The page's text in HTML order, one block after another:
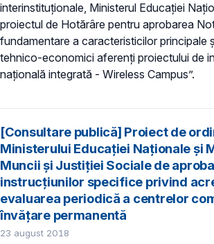
interinstituționale, Ministerul Educaţiei
proiectul de Hotărâre pentru aprobarea
fundamentare a caracteristicilor principale
tehnico-economici aferenți proiectului de
naţională integrată - Wireless Campus”.
[Consultare publică] Proiect de
Ministerului Educației Naționale și
Muncii și Justiției Sociale de
instrucțiunilor specifice privind
evaluarea periodică a centrelor
învăţare permanentă
23 august 2018